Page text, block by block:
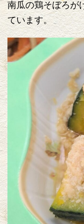
南瓜の鶏そぼろが
ています。